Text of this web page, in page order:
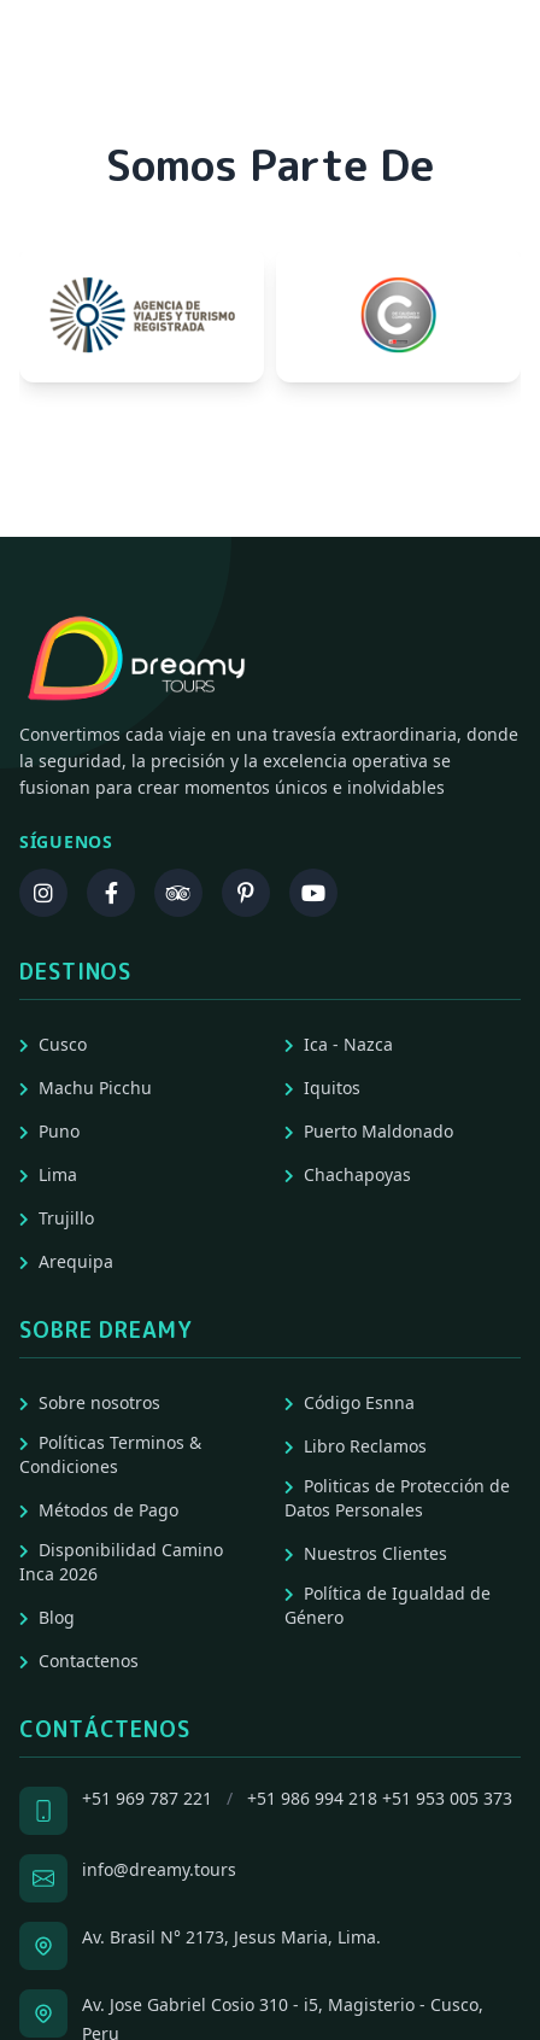
Somos Parte De
Convertimos cada viaje en una travesía extraordinaria, donde
la seguridad, la precisión y la excelencia operativa se
fusionan para crear momentos únicos e inolvidables
SÍGUENOS
DESTINOS
Cusco
Machu Picchu
Puno
Lima
Trujillo
Arequipa
Ica - Nazca
Iquitos
Puerto Maldonado
Chachapoyas
SOBRE DREAMY
Sobre nosotros
Políticas Terminos &
Condiciones
Métodos de Pago
Disponibilidad Camino
Inca 2026
Blog
Contactenos
Código Esnna
Libro Reclamos
Politicas de Protección de
Datos Personales
Nuestros Clientes
Política de Igualdad de
Género
CONTÁCTENOS
+51 969 787 221 / +51 986 994 218 +51 953 005 373
info@dreamy.tours
Av. Brasil N° 2173, Jesus Maria, Lima.
Av. Jose Gabriel Cosio 310 - i5, Magisterio - Cusco,
Peru